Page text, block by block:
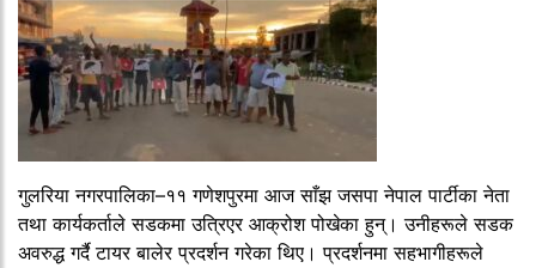
गुलरिया नगरपालिका–११ गणेशपुरमा आज साँझ जसपा नेपाल पार्टीका नेता
तथा कार्यकर्ताले सडकमा उत्रिएर आक्रोश पोखेका हुन्। उनीहरूले सडक
अवरुद्ध गर्दै टायर बालेर प्रदर्शन गरेका थिए। प्रदर्शनमा सहभागीहरूले